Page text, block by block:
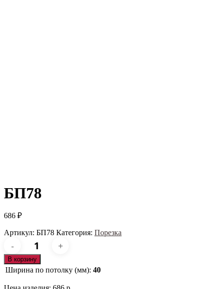
БП78
686 ₽
Артикул: БП78 Категория: Порезка
Количество
товара
БП78
В корзину
Ширина по потолку (мм): 40